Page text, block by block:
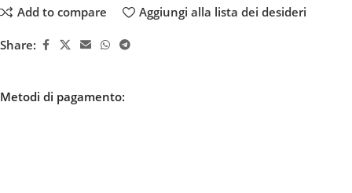
Add to compare Aggiungi alla lista dei desideri
Share:
Metodi di pagamento: